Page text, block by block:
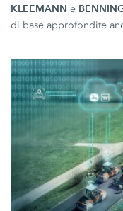
KLEEMANN e
di base approfondite